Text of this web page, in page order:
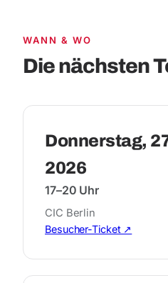
WANN & WO
Die nächsten
Donnerstag,
2026
17–20 Uhr
CIC Berlin
Besucher-Ticket ↗